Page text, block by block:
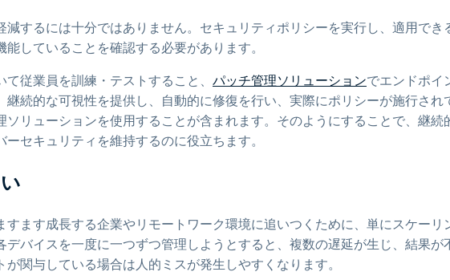
するには十分ではありません。セキュリティポリシーを実行し、適用でき
していることを確認する必要があります。
て従業員を訓練・テストすること、 パッチ管理ソリューションでエンドポイ
継続的な可視性を提供し、自動的に修復を行い、実際にポリシーが施行され
リューションを使用することが含まれます。そのようにすることで、継続
セキュリティを維持するのに役立ちます。
ます成長する企業やリモートワーク環境に追いつくために、単にスケーリ
バイスを一度に一つずつ管理しようとすると、複数の遅延が生じ、結果が
関与している場合は人的ミスが発生しやすくなります。